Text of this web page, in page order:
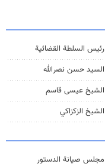
رئیس السلطة القضائیة
السيد حسن نصرالله
الشيخ عيسى قاسم
الشيخ الزكزاكي
مجلس صيانة الدستور